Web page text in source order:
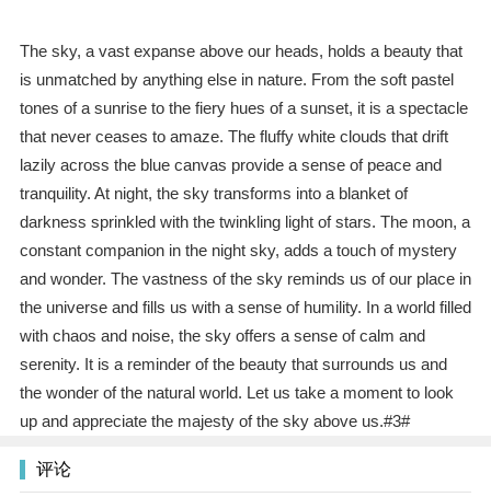
The sky, a vast expanse above our heads, holds a beauty that
is unmatched by anything else in nature. From the soft pastel
tones of a sunrise to the fiery hues of a sunset, it is a spectacle
that never ceases to amaze. The fluffy white clouds that drift
lazily across the blue canvas provide a sense of peace and
tranquility. At night, the sky transforms into a blanket of
darkness sprinkled with the twinkling light of stars. The moon, a
constant companion in the night sky, adds a touch of mystery
and wonder. The vastness of the sky reminds us of our place in
the universe and fills us with a sense of humility. In a world filled
with chaos and noise, the sky offers a sense of calm and
serenity. It is a reminder of the beauty that surrounds us and
the wonder of the natural world. Let us take a moment to look
up and appreciate the majesty of the sky above us.#3#
评论